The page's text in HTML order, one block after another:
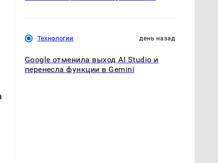
Технологии день назад
Google отменила выход AI Studio и
перенесла функции в Gemini